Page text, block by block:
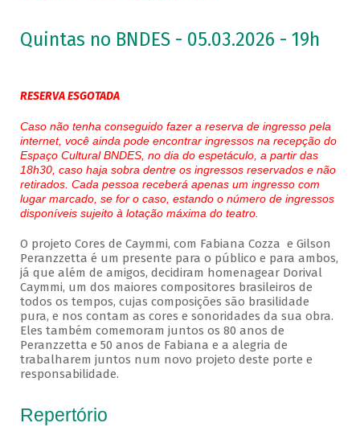
Quintas no BNDES - 05.03.2026 - 19h
RESERVA ESGOTADA
Caso não tenha conseguido fazer a reserva de ingresso pela
internet, você ainda pode encontrar ingressos na recepção do
Espaço Cultural BNDES, no dia do espetáculo, a partir das
18h30, caso haja sobra dentre os ingressos reservados e não
retirados. Cada pessoa receberá apenas um ingresso com
lugar marcado, se for o caso, estando o número de ingressos
disponíveis sujeito à lotação máxima do teatro.
O projeto Cores de Caymmi, com Fabiana Cozza e Gilson
Peranzzetta é um presente para o público e para ambos,
já que além de amigos, decidiram homenagear Dorival
Caymmi, um dos maiores compositores brasileiros de
todos os tempos, cujas composições são brasilidade
pura, e nos contam as cores e sonoridades da sua obra.
Eles também comemoram juntos os 80 anos de
Peranzzetta e 50 anos de Fabiana e a alegria de
trabalharem juntos num novo projeto deste porte e
responsabilidade.
Repertório